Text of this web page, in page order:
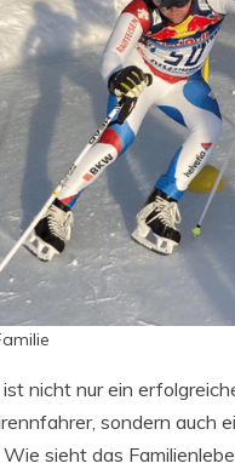
nicht nur ein
sondern auch
sieht das